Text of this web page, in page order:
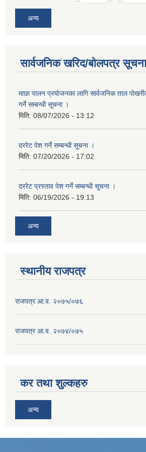
अन्य
सार्वजनिक खरिद/बोलपत्र सूचना
माछा पालन प्रयाेजनका लागि सार्वजनिक ताल
गर्ने सम्बन्धी सूचना ।
मिति: 08/07/2026 - 13:12
दररेट पेश गर्ने सम्बन्धी सूचना ।
मिति: 07/20/2026 - 17:02
दररेट प्रस्ताव पेश गर्ने सम्बन्धी सूचना ।
मिति: 06/19/2026 - 19:13
अन्य
स्थानीय राजपत्र
राजपत्र आ.व. २०७५/०७६
राजपत्र आ.व. २०७४/०७५
कर तथा शुल्कहरु
अन्य